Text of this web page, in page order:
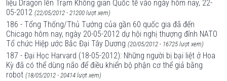
liệu Dragon lên Trạm Không gian Quốc tế vào ngày hôm nay, 22-
05-2012 (22/05/2012 - 21200 lượt xem)
186 - Tổng Thống/Thủ Tướng của gần 60 quốc gia đã đến
Chicago hôm nay, ngày 20-05-2012 dự hội nghị thượng đỉnh NATO
Tổ chức Hiệp ước Bắc Đại Tây Dương (20/05/2012 - 16725 lượt xem)
187 - Đại Học Harvard (18-05-2012): Những người bị bại liệt ở Hoa
Kỳ đã có thể dùng não để điều khiển bộ phận cơ thể giả bằng
robot (18/05/2012 - 20414 lượt xem)